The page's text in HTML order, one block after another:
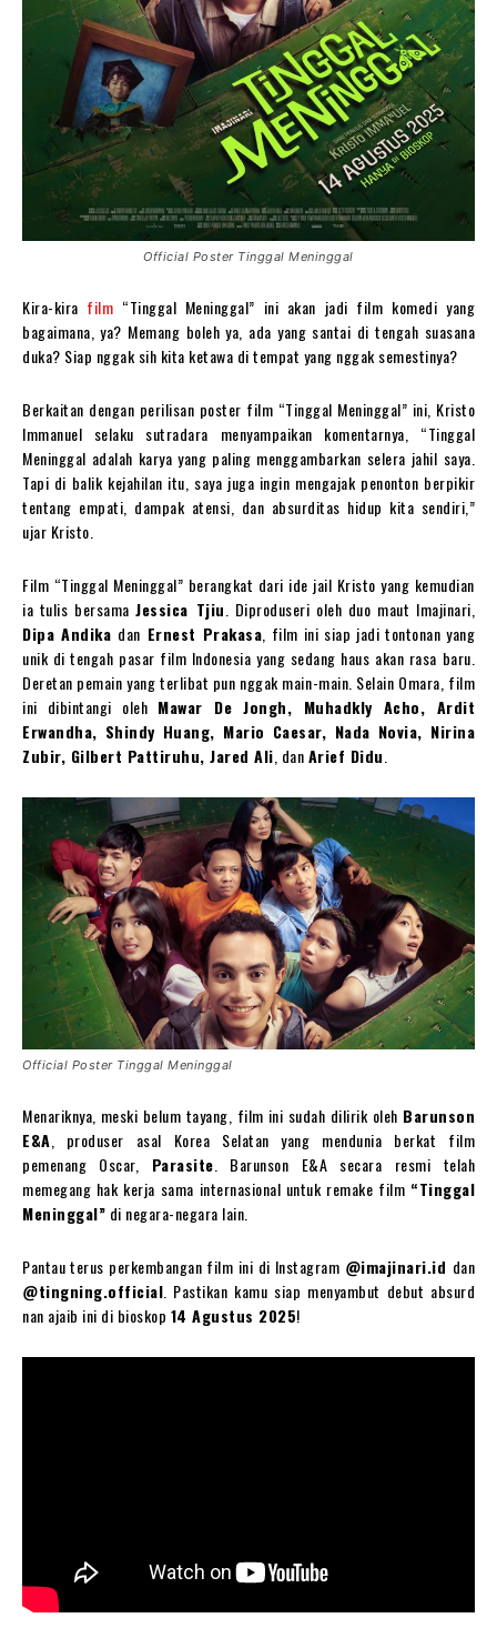
Official Poster Tinggal Meninggal
Kira-kira film “Tinggal Meninggal” ini akan jadi film komedi yang
bagaimana, ya? Memang boleh ya, ada yang santai di tengah suasana
duka? Siap nggak sih kita ketawa di tempat yang nggak semestinya?
Berkaitan dengan perilisan poster film “Tinggal Meninggal” ini, Kristo
Immanuel selaku sutradara menyampaikan komentarnya, “Tinggal
Meninggal adalah karya yang paling menggambarkan selera jahil saya.
Tapi di balik kejahilan itu, saya juga ingin mengajak penonton berpikir
tentang empati, dampak atensi, dan absurditas hidup kita sendiri,”
ujar Kristo.
Film “Tinggal Meninggal” berangkat dari ide jail Kristo yang kemudian
ia tulis bersamaJessica Tjiu. Diproduseri oleh duo maut Imajinari,
Dipa Andika dan Ernest Prakasa, film ini siap jadi tontonan yang
unik di tengah pasar film Indonesia yang sedang haus akan rasa baru.
Deretan pemain yang terlibat pun nggak main-main. Selain Omara, film
ini dibintangi oleh Mawar De Jongh, Muhadkly Acho, Ardit
Erwandha, Shindy Huang, Mario Caesar, Nada Novia, Nirina
Zubir, Gilbert Pattiruhu, Jared Ali, danArief Didu.
Official Poster Tinggal Meninggal
Menariknya, meski belum tayang, film ini sudah dilirik oleh Barunson
E&A , produser asal Korea Selatan yang mendunia berkat film
pemenang Oscar, Parasite . Barunson E&A secara resmi telah
memegang hak kerja sama internasional untuk remake film “Tinggal
Meninggal” di negara-negara lain.
Pantau terus perkembangan film ini di Instagram @imajinari.id dan
@tingning.official . Pastikan kamu siap menyambut debut absurd
nan ajaib ini di bioskop 14 Agustus 2025!